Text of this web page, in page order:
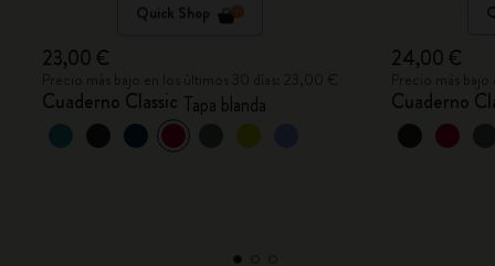
Quick Shop
23,00 €
Cuaderno Classic Tapa blanda
24,00 €
Cuaderno